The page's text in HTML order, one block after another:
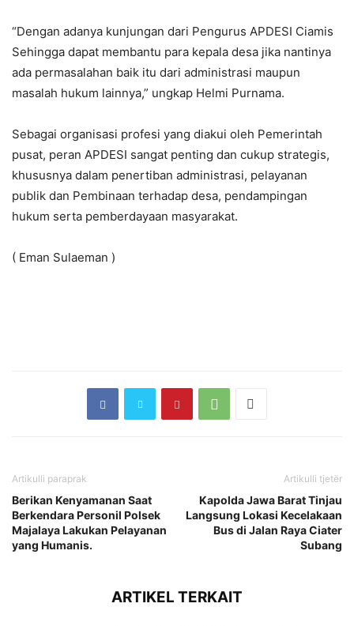
“Dengan adanya kunjungan dari Pengurus APDESI Ciamis
Sehingga dapat membantu para kepala desa jika nantinya
ada permasalahan baik itu dari administrasi maupun
masalah hukum lainnya,” ungkap Helmi Purnama.
Sebagai organisasi profesi yang diakui oleh Pemerintah
pusat, peran APDESI sangat penting dan cukup strategis,
khususnya dalam penertiban administrasi, pelayanan
publik dan Pembinaan terhadap desa, pendampingan
hukum serta pemberdayaan masyarakat.
( Eman Sulaeman )
Artikulli paraprak
Berikan Kenyamanan Saat
Berkendara Personil Polsek
Majalaya Lakukan Pelayanan
yang Humanis.
Artikulli tjetër
Kapolda Jawa Barat Tinjau
Langsung Lokasi Kecelakaan
Bus di Jalan Raya Ciater
Subang
ARTIKEL TERKAIT